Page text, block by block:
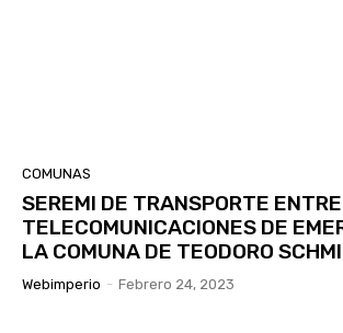
COMUNAS
SEREMI DE TRANSPORTE
TELECOMUNICACIONES DE
LA COMUNA DE TEODORO
Webimperio - Febrero 24, 2023